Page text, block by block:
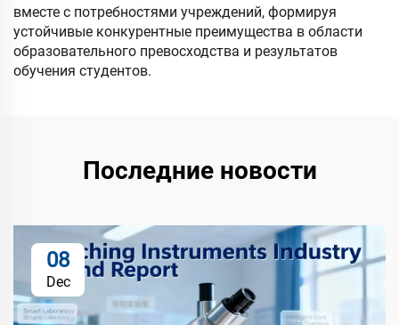
вместе с потребностями учреждений, формируя
устойчивые конкурентные преимущества в области
образовательного превосходства и результатов
обучения студентов.
Последние новости
08
Dec